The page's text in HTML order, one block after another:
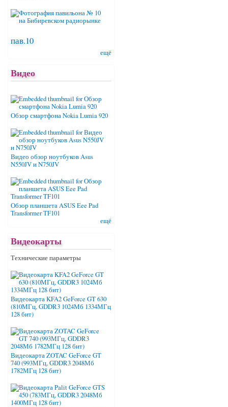
пав.10
ещё
Видео
Обзор смартфона Nokia Lumia 920
Видео обзор ноутбуков Asus
N550JV и N750JV
Обзор планшета ASUS Eee Pad
Transformer TF101
ещё
Видеокарты
Технические параметры
Видеокарта KFA2 GeForce GT 630
(810МГц, GDDR3 1024Мб 1334МГц
128 бит)
Видеокарта ZOTAC GeForce GT
740 (993МГц, GDDR3 2048Мб
1782МГц 128 бит)